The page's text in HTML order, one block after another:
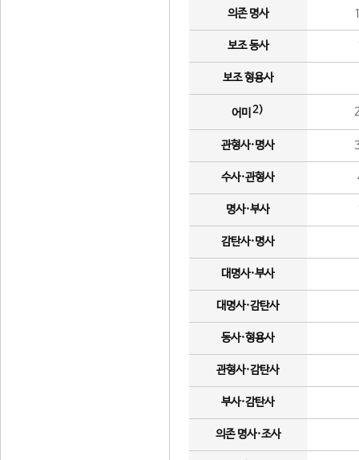
의존 명사
보조 동사
보조 형용사
어미 2)
관형사·명사
수사·관형사
명사·부사
감탄사·명사
대명사·부사
대명사·감탄사
동사·형용사
관형사·감탄사
부사·감탄사
의존 명사·조사